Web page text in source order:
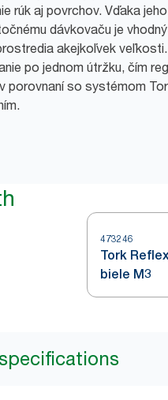
rúk aj povrchov. Vďaka
dávkovaču je
akejkoľvek
po jednom útržku, čím
porovnaní so systémom
473246
Tork
biele M3